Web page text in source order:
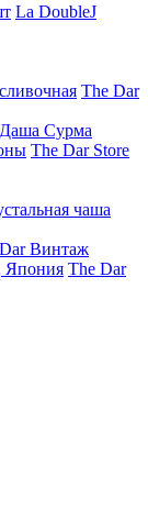
La DoubleJ
The Dar
Даша Сурма
The Dar Store
чаша
Винтаж
Япония The Dar